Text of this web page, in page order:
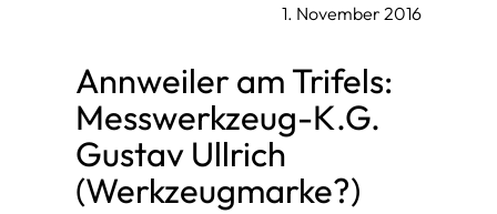
1. November 2016
Annweiler am Trifels:
Messwerkzeug-K.G.
Gustav Ullrich
(Werkzeugmarke?)